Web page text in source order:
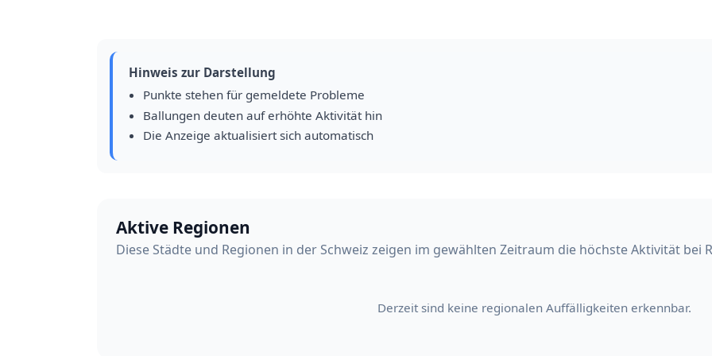
Hinweis zur Darstellung
Punkte stehen für gemeldete Probleme
Ballungen deuten auf erhöhte Aktivität hin
Die Anzeige aktualisiert sich automatisch
Aktive Regionen
Diese Städte und Regionen in der Schweiz zeigen im gewählten Zeitraum die höchste Aktivität bei
Derzeit sind keine regionalen Auffälligkeiten erkennbar.